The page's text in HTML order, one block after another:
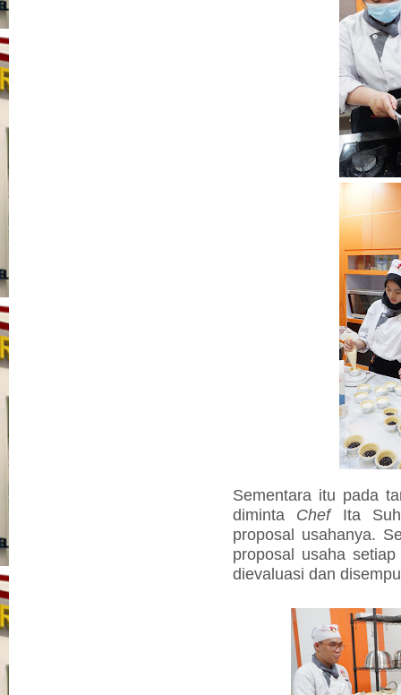
Sementara itu pada
diminta ChefIta
proposal usahanya.
proposal usaha
dievaluasi dan